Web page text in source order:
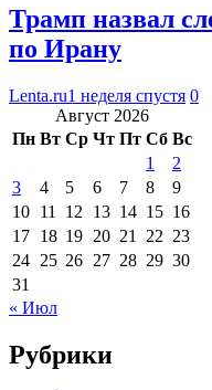
Трамп назвал
по Ирану
Lenta.ru1 неделя спустя 0
Август 2026
Пн Вт Ср Чт Пт Сб Вс
1
2
3
4 5 6 7 8
9
10 11 12 13 14 15 16
17 18 19 20 21 22 23
24 25 26 27 28 29 30
31
« Июл
Рубрики